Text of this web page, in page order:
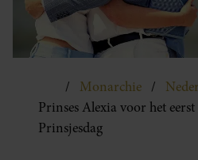
Monarchie
Prinses Alexia voor het
Prinsjesdag